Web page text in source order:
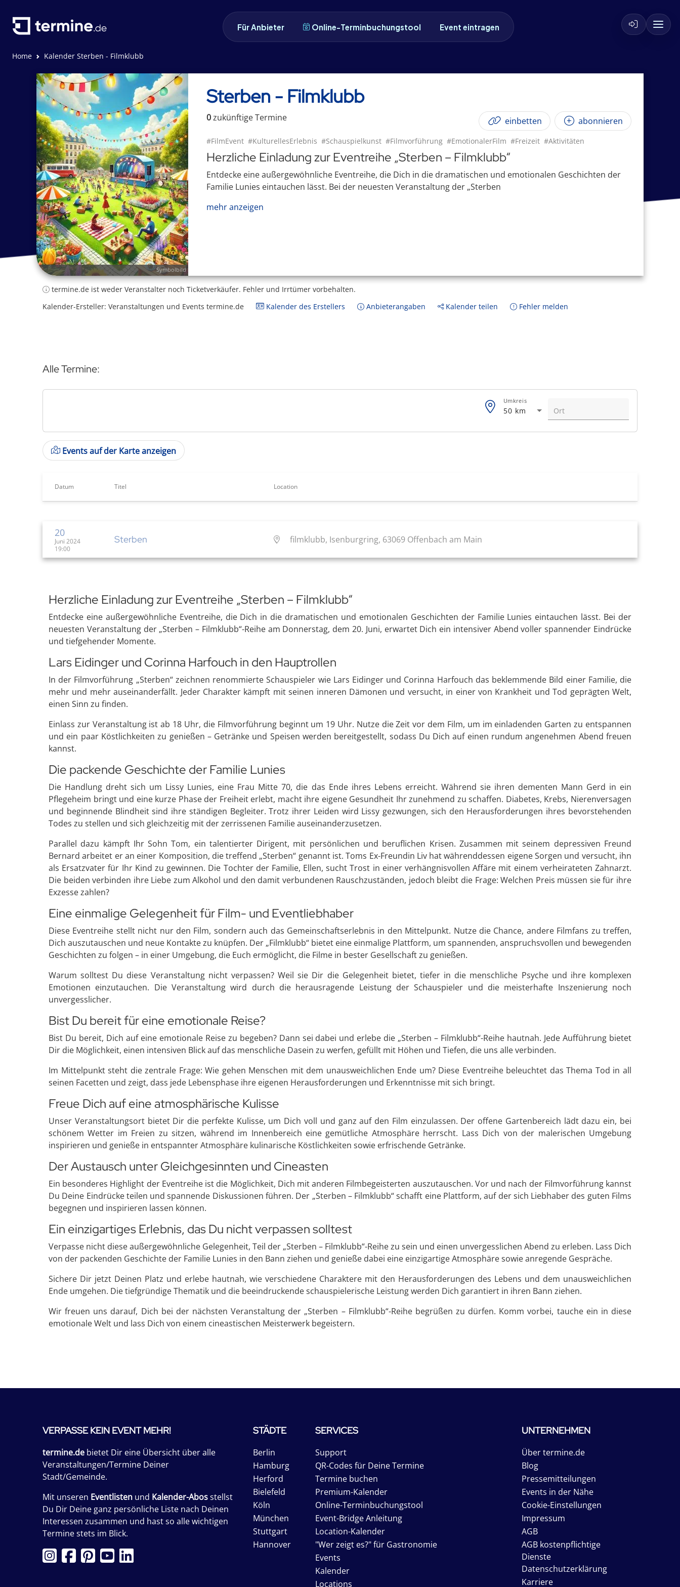
Für Anbieter Online-Terminbuchungstool Event eintragen
Home Kalender Sterben - Filmklubb
Symbolbild
Sterben - Filmklubb
0zukünftigeTermine einbetten abonnieren
#FilmEvent #KulturellesErlebnis #Schauspielkunst #Filmvorführung #EmotionalerFilm #Freizeit #Aktivitäten
Herzliche Einladung zur Eventreihe „Sterben – Filmklubb“
Entdecke eine außergewöhnliche Eventreihe, die Dich in die dramatischen und emotionalen Geschichten der
Familie Lunies eintauchen lässt. Bei der neuesten Veranstaltung der „Sterben
mehr anzeigen
termine.de ist weder Veranstalter noch Ticketverkäufer. Fehler und Irrtümer vorbehalten.
Kalender-Ersteller: Veranstaltungen und Events termine.de
Kalender des Erstellers Anbieterangaben Kalender teilen Fehler melden
Alle Termine:
50 km
Umkreis
Events auf der Karte anzeigen
Datum Titel Location
20
Juni 2024
19:00
Sterben filmklubb, Isenburgring, 63069 Offenbach am Main
Herzliche Einladung zur Eventreihe „Sterben – Filmklubb“
Entdecke eine außergewöhnliche Eventreihe, die Dich in die dramatischen und emotionalen Geschichten der Familie Lunies eintauchen lässt. Bei der
neuesten Veranstaltung der „Sterben – Filmklubb“-Reihe am Donnerstag, dem 20. Juni, erwartet Dich ein intensiver Abend voller spannender Eindrücke
und tiefgehender Momente.
Lars Eidinger und Corinna Harfouch in den Hauptrollen
In der Filmvorführung „Sterben“ zeichnen renommierte Schauspieler wie Lars Eidinger und Corinna Harfouch das beklemmende Bild einer Familie, die
mehr und mehr auseinanderfällt. Jeder Charakter kämpft mit seinen inneren Dämonen und versucht, in einer von Krankheit und Tod geprägten Welt,
einen Sinn zu finden.
Einlass zur Veranstaltung ist ab 18 Uhr, die Filmvorführung beginnt um 19 Uhr. Nutze die Zeit vor dem Film, um im einladenden Garten zu entspannen
und ein paar Köstlichkeiten zu genießen – Getränke und Speisen werden bereitgestellt, sodass Du Dich auf einen rundum angenehmen Abend freuen
kannst.
Die packende Geschichte der Familie Lunies
Die Handlung dreht sich um Lissy Lunies, eine Frau Mitte 70, die das Ende ihres Lebens erreicht. Während sie ihren dementen Mann Gerd in ein
Pflegeheim bringt und eine kurze Phase der Freiheit erlebt, macht ihre eigene Gesundheit Ihr zunehmend zu schaffen. Diabetes, Krebs, Nierenversagen
und beginnende Blindheit sind ihre ständigen Begleiter. Trotz ihrer Leiden wird Lissy gezwungen, sich den Herausforderungen ihres bevorstehenden
Todes zu stellen und sich gleichzeitig mit der zerrissenen Familie auseinanderzusetzen.
Parallel dazu kämpft Ihr Sohn Tom, ein talentierter Dirigent, mit persönlichen und beruflichen Krisen. Zusammen mit seinem depressiven Freund
Bernard arbeitet er an einer Komposition, die treffend „Sterben“ genannt ist. Toms Ex-Freundin Liv hat währenddessen eigene Sorgen und versucht, ihn
als Ersatzvater für Ihr Kind zu gewinnen. Die Tochter der Familie, Ellen, sucht Trost in einer verhängnisvollen Affäre mit einem verheirateten Zahnarzt.
Die beiden verbinden ihre Liebe zum Alkohol und den damit verbundenen Rauschzuständen, jedoch bleibt die Frage: Welchen Preis müssen sie für ihre
Exzesse zahlen?
Eine einmalige Gelegenheit für Film- und Eventliebhaber
Diese Eventreihe stellt nicht nur den Film, sondern auch das Gemeinschaftserlebnis in den Mittelpunkt. Nutze die Chance, andere Filmfans zu treffen,
Dich auszutauschen und neue Kontakte zu knüpfen. Der „Filmklubb“ bietet eine einmalige Plattform, um spannenden, anspruchsvollen und bewegenden
Geschichten zu folgen – in einer Umgebung, die Euch ermöglicht, die Filme in bester Gesellschaft zu genießen.
Warum solltest Du diese Veranstaltung nicht verpassen? Weil sie Dir die Gelegenheit bietet, tiefer in die menschliche Psyche und ihre komplexen
Emotionen einzutauchen. Die Veranstaltung wird durch die herausragende Leistung der Schauspieler und die meisterhafte Inszenierung noch
unvergesslicher.
Bist Du bereit für eine emotionale Reise?
Bist Du bereit, Dich auf eine emotionale Reise zu begeben? Dann sei dabei und erlebe die „Sterben – Filmklubb“-Reihe hautnah. Jede Aufführung bietet
Dir die Möglichkeit, einen intensiven Blick auf das menschliche Dasein zu werfen, gefüllt mit Höhen und Tiefen, die uns alle verbinden.
Im Mittelpunkt steht die zentrale Frage: Wie gehen Menschen mit dem unausweichlichen Ende um? Diese Eventreihe beleuchtet das Thema Tod in all
seinen Facetten und zeigt, dass jede Lebensphase ihre eigenen Herausforderungen und Erkenntnisse mit sich bringt.
Freue Dich auf eine atmosphärische Kulisse
Unser Veranstaltungsort bietet Dir die perfekte Kulisse, um Dich voll und ganz auf den Film einzulassen. Der offene Gartenbereich lädt dazu ein, bei
schönem Wetter im Freien zu sitzen, während im Innenbereich eine gemütliche Atmosphäre herrscht. Lass Dich von der malerischen Umgebung
inspirieren und genieße in entspannter Atmosphäre kulinarische Köstlichkeiten sowie erfrischende Getränke.
Der Austausch unter Gleichgesinnten und Cineasten
Ein besonderes Highlight der Eventreihe ist die Möglichkeit, Dich mit anderen Filmbegeisterten auszutauschen. Vor und nach der Filmvorführung kannst
Du Deine Eindrücke teilen und spannende Diskussionen führen. Der „Sterben – Filmklubb“ schafft eine Plattform, auf der sich Liebhaber des guten Films
begegnen und inspirieren lassen können.
Ein einzigartiges Erlebnis, das Du nicht verpassen solltest
Verpasse nicht diese außergewöhnliche Gelegenheit, Teil der „Sterben – Filmklubb“-Reihe zu sein und einen unvergesslichen Abend zu erleben. Lass Dich
von der packenden Geschichte der Familie Lunies in den Bann ziehen und genieße dabei eine einzigartige Atmosphäre sowie anregende Gespräche.
Sichere Dir jetzt Deinen Platz und erlebe hautnah, wie verschiedene Charaktere mit den Herausforderungen des Lebens und dem unausweichlichen
Ende umgehen. Die tiefgründige Thematik und die beeindruckende schauspielerische Leistung werden Dich garantiert in ihren Bann ziehen.
Wir freuen uns darauf, Dich bei der nächsten Veranstaltung der „Sterben – Filmklubb“-Reihe begrüßen zu dürfen. Komm vorbei, tauche ein in diese
emotionale Welt und lass Dich von einem cineastischen Meisterwerk begeistern.
VERPASSE KEIN EVENT MEHR!
termine.de bietet Dir eine Übersicht über alle
Veranstaltungen/Termine Deiner
Stadt/Gemeinde.
Mit unseren Eventlisten und Kalender-Abosstellst
Du Dir Deine ganz persönliche Liste nach Deinen
Interessen zusammen und hast so alle wichtigen
Termine stets im Blick.
STÄDTE
Berlin
Hamburg
Herford
Bielefeld
Köln
München
Stuttgart
Hannover
SERVICES
Support
QR-Codes für Deine Termine
Termine buchen
Premium-Kalender
Online-Terminbuchungstool
Event-Bridge Anleitung
Location-Kalender
"Wer zeigt es?" für Gastronomie
Events
Kalender
Locations
UNTERNEHMEN
Über termine.de
Blog
Pressemitteilungen
Events in der Nähe
Cookie-Einstellungen
Impressum
AGB
AGB kostenpflichtige
Dienste
Datenschutzerklärung
Karriere